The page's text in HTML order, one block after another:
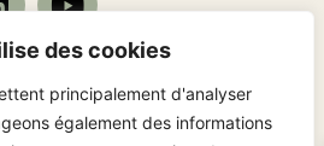
des cookies
principalement d'analyser
également des informations